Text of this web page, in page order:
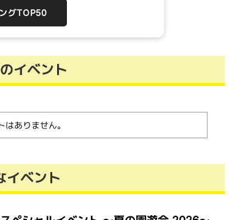
グTOP50
イベント
ありません。
イベント